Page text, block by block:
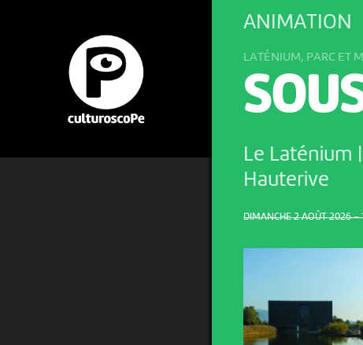
DIMANCHE 2 AOÛT 2026 –
ANIMATION
LATÉNIUM, PARC ET
Le Laténium
Hauterive